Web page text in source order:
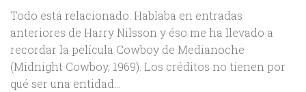
Todo está relacionado. Hablaba en entradas
anteriores de Harry Nilsson y éso me ha llevado a
recordar la película Cowboy de Medianoche
(Midnight Cowboy, 1969). Los créditos no tienen por
qué ser una entidad...